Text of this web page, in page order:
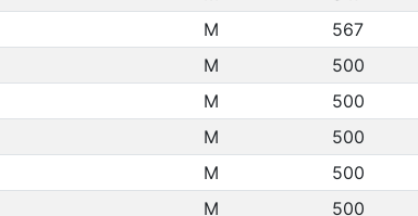
M 567
M 500
M 500
M 500
M 500
M 500